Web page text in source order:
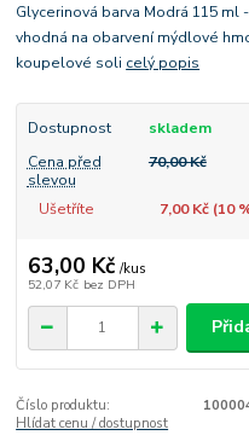
Glycerinová barva Modrá 115
vhodná na obarvení mýdlové
koupelové soli celý popis
Dostupnost
skladem
Cena před
slevou
70,00 Kč
Ušetříte 7,00 Kč (10
63,00 Kč /kus
52,07 Kč bez DPH
Číslo produktu:
Hlídat cenu / dostupnost